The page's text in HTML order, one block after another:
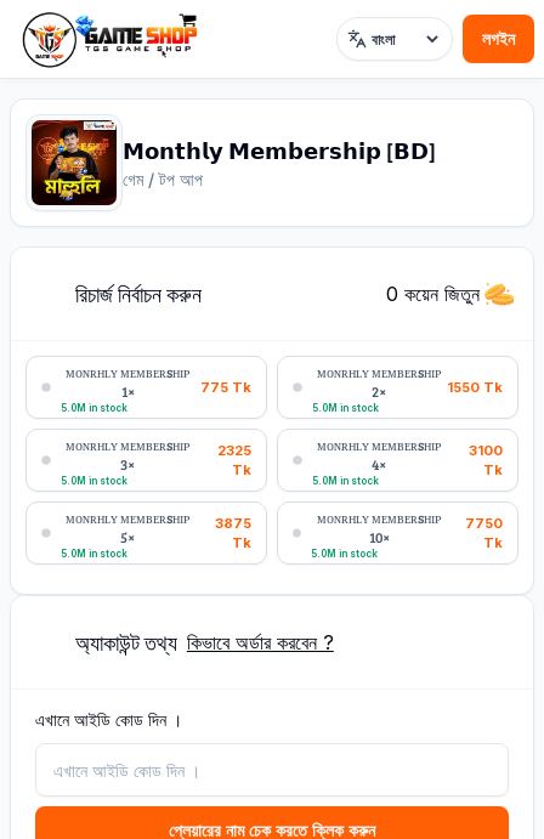
ভাষা লগইন
𝗠𝗼𝗻𝘁𝗵𝗹𝘆 𝗠𝗲𝗺𝗯𝗲𝗿𝘀𝗵𝗶𝗽 [𝗕𝗗]
গেম / টপ আপ
রিচার্জ নির্বাচন করুন 0 কয়েন জিতুন
ᴍᴏɴʀʜʟʏ ᴍᴇᴍʙᴇʀsʜɪᴘ
1×
5.0M in stock
775 Tk
ᴍᴏɴʀʜʟʏ ᴍᴇᴍʙᴇʀsʜɪᴘ
2×
5.0M in stock
1550 Tk
ᴍᴏɴʀʜʟʏ ᴍᴇᴍʙᴇʀsʜɪᴘ
3×
5.0M in stock
2325
Tk
ᴍᴏɴʀʜʟʏ ᴍᴇᴍʙᴇʀsʜɪᴘ
4×
5.0M in stock
3100
Tk
ᴍᴏɴʀʜʟʏ ᴍᴇᴍʙᴇʀsʜɪᴘ
5×
5.0M in stock
3875
Tk
ᴍᴏɴʀʜʟʏ ᴍᴇᴍʙᴇʀsʜɪᴘ
10×
5.0M in stock
7750
Tk
অ্যাকাউন্ট তথ্য কিভাবে অর্ডার করবেন ?
এখানে আইডি কোড দিন ।
প্লেয়ারের নাম চেক করতে ক্লিক করুন